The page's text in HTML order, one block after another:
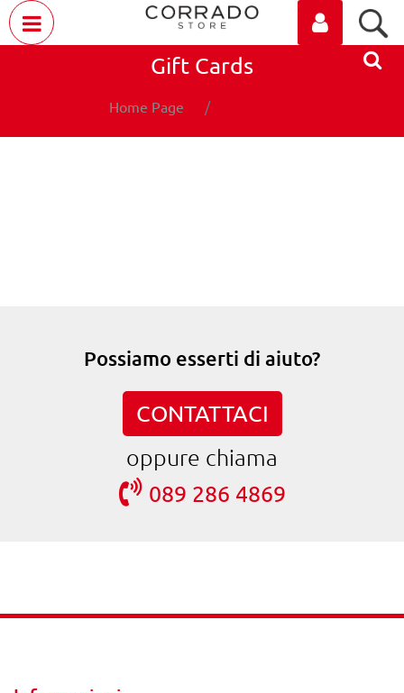
Gift Cards
Home Page
Possiamo esserti di aiuto?
CONTATTACI
oppure chiama
089 286 4869